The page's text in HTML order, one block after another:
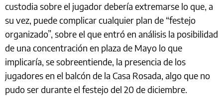
custodia sobre el jugador debería extremarse lo que, a
su vez, puede complicar cualquier plan de “festejo
organizado”, sobre el que entró en análisis la posibilidad
de una concentración en plaza de Mayo lo que
implicaría, se sobreentiende, la presencia de los
jugadores en el balcón de la Casa Rosada, algo que no
pudo ser durante el festejo del 20 de diciembre.